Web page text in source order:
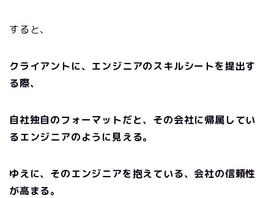
すると、
クライアントに、エンジニアのスキルシートを提出す
る際、
自社独自のフォーマットだと、その会社に帰属してい
るエンジニアのように見える。
ゆえに、そのエンジニアを抱えている、会社の信頼性
が高まる。